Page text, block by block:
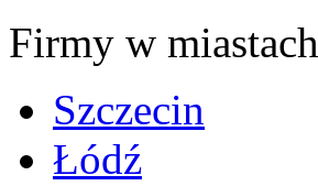
Firmy w miastach
Szczecin
Łódź